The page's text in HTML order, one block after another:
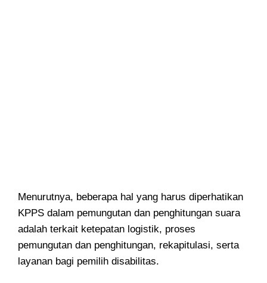
Menurutnya, beberapa hal yang harus diperhatikan
KPPS dalam pemungutan dan penghitungan suara
adalah terkait ketepatan logistik, proses
pemungutan dan penghitungan, rekapitulasi, serta
layanan bagi pemilih disabilitas.